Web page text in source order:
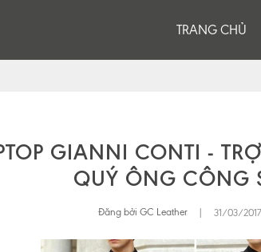
TRANG CHỦ
GIANNI CONTI -
QUÝ ÔNG CÔNG
Đăng bởi GC Leather 31/03/2017